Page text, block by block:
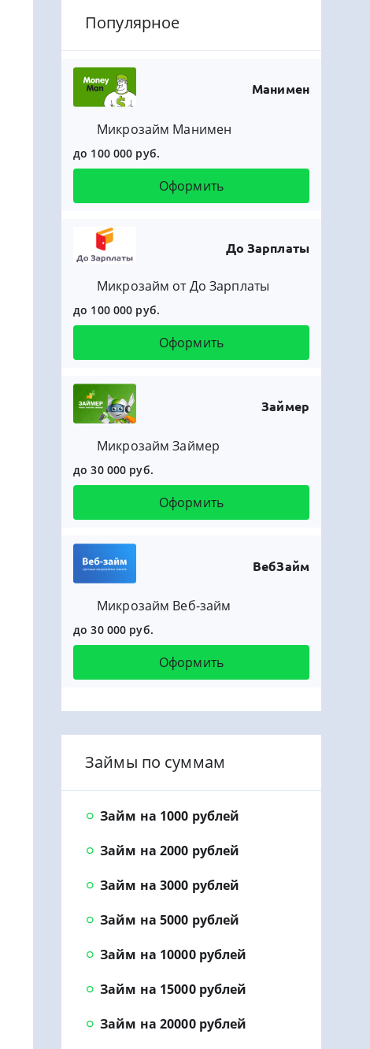
Популярное
Манимен
Микрозайм Манимен
до 100 000 руб.
Оформить
До Зарплаты
Микрозайм от До Зарплаты
до 100 000 руб.
Оформить
Займер
Микрозайм Займер
до 30 000 руб.
Оформить
ВебЗайм
Микрозайм Веб-займ
до 30 000 руб.
Оформить
Займы по суммам
Займ на 1000 рублей
Займ на 2000 рублей
Займ на 3000 рублей
Займ на 5000 рублей
Займ на 10000 рублей
Займ на 15000 рублей
Займ на 20000 рублей